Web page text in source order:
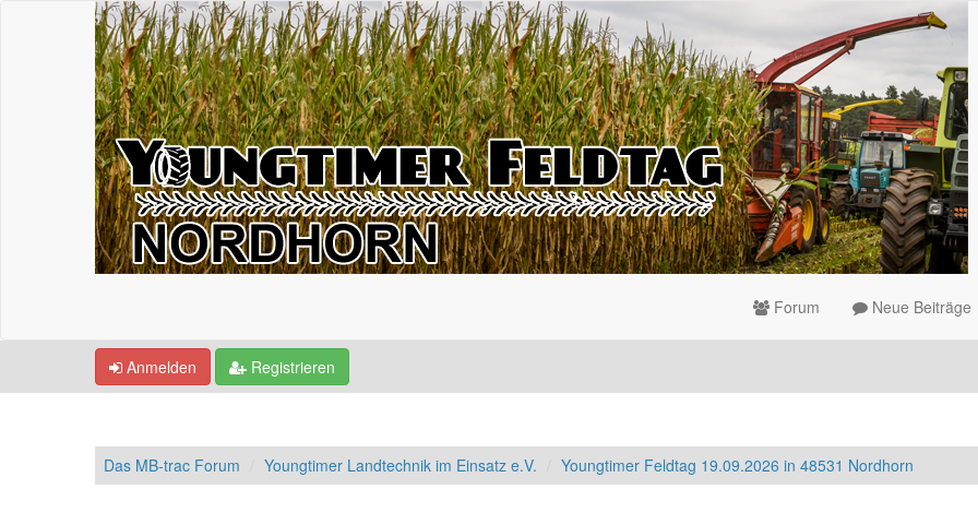
Forum Neue Beiträge
Anmelden Registrieren
Das MB-trac Forum Youngtimer Landtechnik im Einsatz e.V. Youngtimer Feldtag 19.09.2026 in 48531 Nordhorn